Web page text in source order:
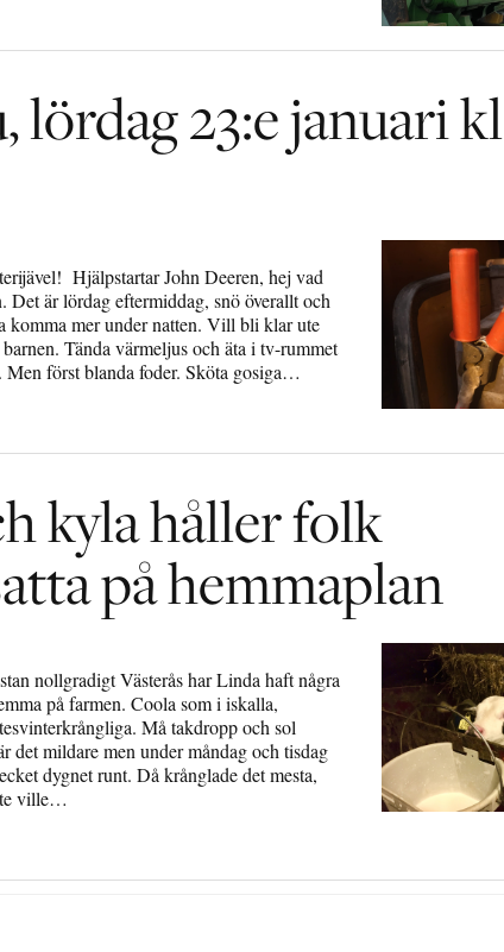
lördag 23:e januari kl
Hjälpstartar John Deeren, hej vad
Det är lördag eftermiddag, snö överallt och
komma mer under natten. Vill bli klar ute
Tända värmeljus och äta i tv-rummet
först blanda foder. Sköta gosiga…
kyla håller folk
på hemmaplan
nollgradigt Västerås har Linda haft några
på farmen. Coola som i iskalla,
Må takdropp och sol
det mildare men under måndag och tisdag
dygnet runt. Då krånglade det mesta,
ville…